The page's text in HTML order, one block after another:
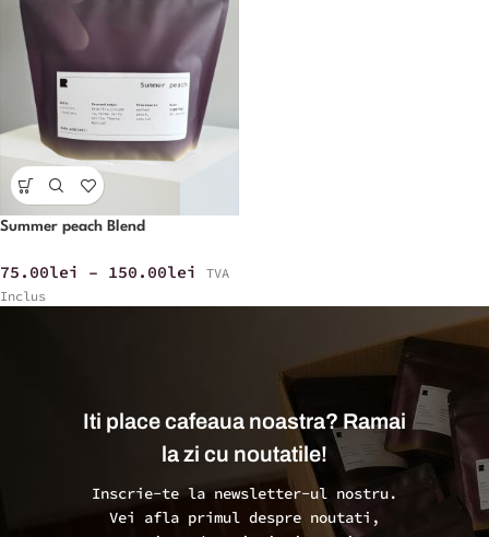
Summer peach Blend
75.00lei – 150.00lei
TVA
Inclus
Iti place cafeaua noastra? Ramai
la zi cu noutatile!
Inscrie-te la newsletter-ul nostru.
Vei afla primul despre noutati,